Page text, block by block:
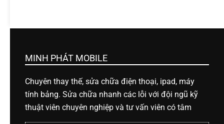
MINH PHÁT MOBILE
Chuyên thay thế, sửa chữa điện thoại, ipad, máy
tính bảng. Sửa chữa nhanh các lỗi với đội ngũ kỹ
thuật viên chuyên nghiệp và tư vấn viên có tâm